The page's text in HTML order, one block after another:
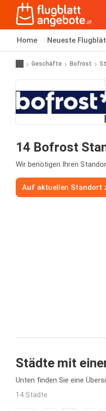
Home Neueste
Geschäfte Bofrost
14 Bofrost
Wir benötigen Ihren
Auf aktuellen Standort
Städte mit
Unten finden Sie eine
14 Städte